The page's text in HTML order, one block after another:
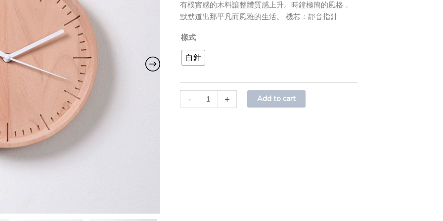
有樸實感的木料讓整體質感上升。時鐘極簡的風格，
默默道出那平凡而風雅的生活。 機芯：靜音指針
樣式
白針
- + Add to cart